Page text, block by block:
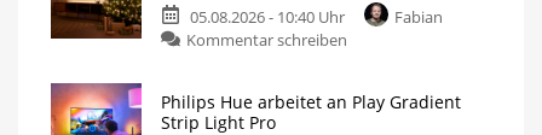
05.08.2026 - 10:40 Uhr
Fabian
Kommentar schreiben
Philips Hue arbeitet an Play Gradient
Strip Light Pro